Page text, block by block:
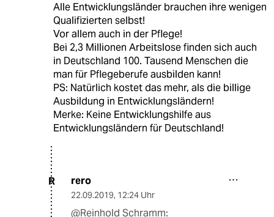
Alle Entwicklungsländer brauchen ihre wenigen
Qualifizierten selbst!
Vor allem auch in der Pflege!
Bei 2,3 Millionen Arbeitslose finden sich auch
in Deutschland 100. Tausend Menschen die
man für Pflegeberufe ausbilden kann!
PS: Natürlich kostet das mehr, als die billige
Ausbildung in Entwicklungsländern!
Merke: Keine Entwicklungshilfe aus
Entwicklungsländern für Deutschland!
R rero
22.09.2019, 12:24 Uhr
@Reinhold Schramm: